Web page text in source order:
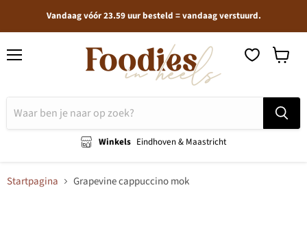
Vandaag vóór 23.59 uur besteld = vandaag verstuurd.
Winkels Eindhoven & Maastricht
Startpagina Grapevine cappuccino mok